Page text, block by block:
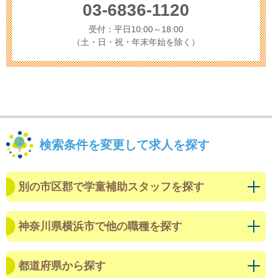
03-6836-1120
受付：平日10:00～18:00
（土・日・祝・年末年始を除く）
検索条件を変更して求人を探す
別の市区郡で学童補助スタッフを探す
神奈川県横浜市で他の職種を探す
都道府県から探す